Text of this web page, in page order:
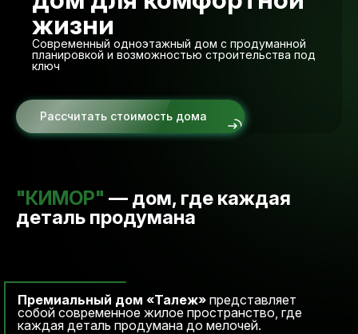
жизни
Современный одноэтажный дом с продуманной
планировкой и возможностью строительства под
ключ
Рассчитать стоимость дома
"КИМОР" — дом, где каждая
деталь продумана
Премиальный дом «Талеж» представляет
собой современное жилое пространство, где
каждая деталь продумана до мелочей.